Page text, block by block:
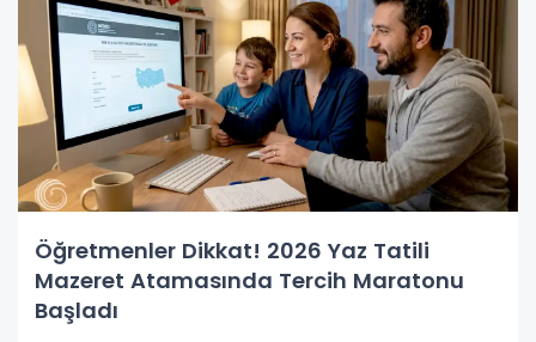
Öğretmenler Dikkat! 2026 Yaz Tatili
Mazeret Atamasında Tercih Maratonu
Başladı